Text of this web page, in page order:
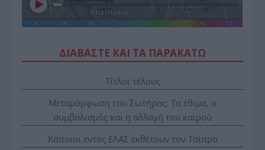
ΔΙΑΒΑΣΤΕ ΚΑΙ ΤΑ ΠΑΡΑΚΑΤΩ
Τίτλοι τέλους
Μεταμόρφωση του Σωτήρος: Τα έθιμα, ο
συμβολισμός και η αλλαγή του καιρού
Κάποιοι εντός ΕΛΑΣ εκθέτουν τον Τσίπρα